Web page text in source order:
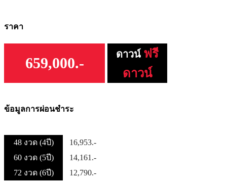
ราคา
659,000.-
ดาวน์ ฟรี
ดาวน์
ข้อมูลการผ่อนชำระ
48 งวด (4ปี)
16,953.-
60 งวด (5ปี)
14,161.-
72 งวด (6ปี)
12,790.-